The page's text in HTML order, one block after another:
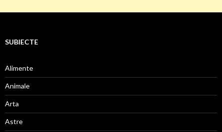
SUBIECTE
Alimente
Animale
Arta
Astre